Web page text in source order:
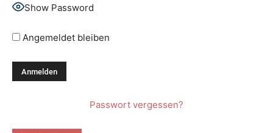
Show Password
Angemeldet bleiben
Passwort vergessen?